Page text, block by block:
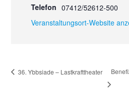
Telefon 07412/52612-500
Veranstaltungsort-Website
36. Ybbsiade – Lastkrafttheater